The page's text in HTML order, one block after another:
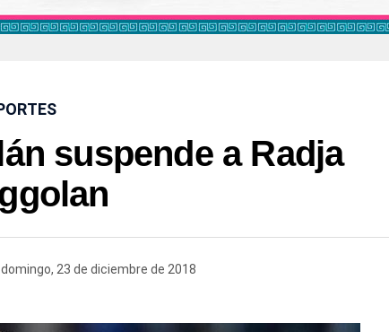
suspende a Radja
domingo, 23 de diciembre de 2018